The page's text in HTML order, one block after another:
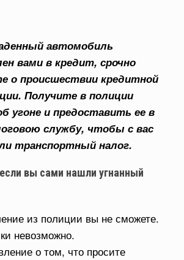
автомобиль
вами в кредит, срочно
о происшествии кредитной
Получите в полиции
угоне и предоставить ее в
службу, чтобы с вас
транспортный налог.
вы сами нашли угнанный
из полиции вы не сможете.
невозможно.
о том, что просите